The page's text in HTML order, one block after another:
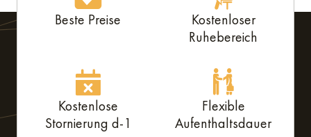
Beste Preise
Kostenloser
Ruhebereich
Kostenlose
Stornierung d-1
Flexible
Aufenthaltsdauer